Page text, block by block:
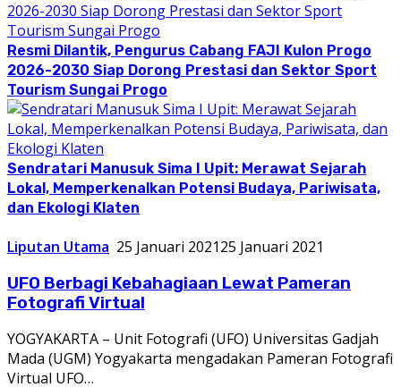
Resmi Dilantik, Pengurus Cabang FAJI Kulon Progo
2026-2030 Siap Dorong Prestasi dan Sektor Sport
Tourism Sungai Progo
Sendratari Manusuk Sima I Upit: Merawat Sejarah
Lokal, Memperkenalkan Potensi Budaya, Pariwisata,
dan Ekologi Klaten
Liputan Utama 25 Januari 202125 Januari 2021
UFO Berbagi Kebahagiaan Lewat Pameran
Fotografi Virtual
YOGYAKARTA – Unit Fotografi (UFO) Universitas Gadjah
Mada (UGM) Yogyakarta mengadakan Pameran Fotografi
Virtual UFO…